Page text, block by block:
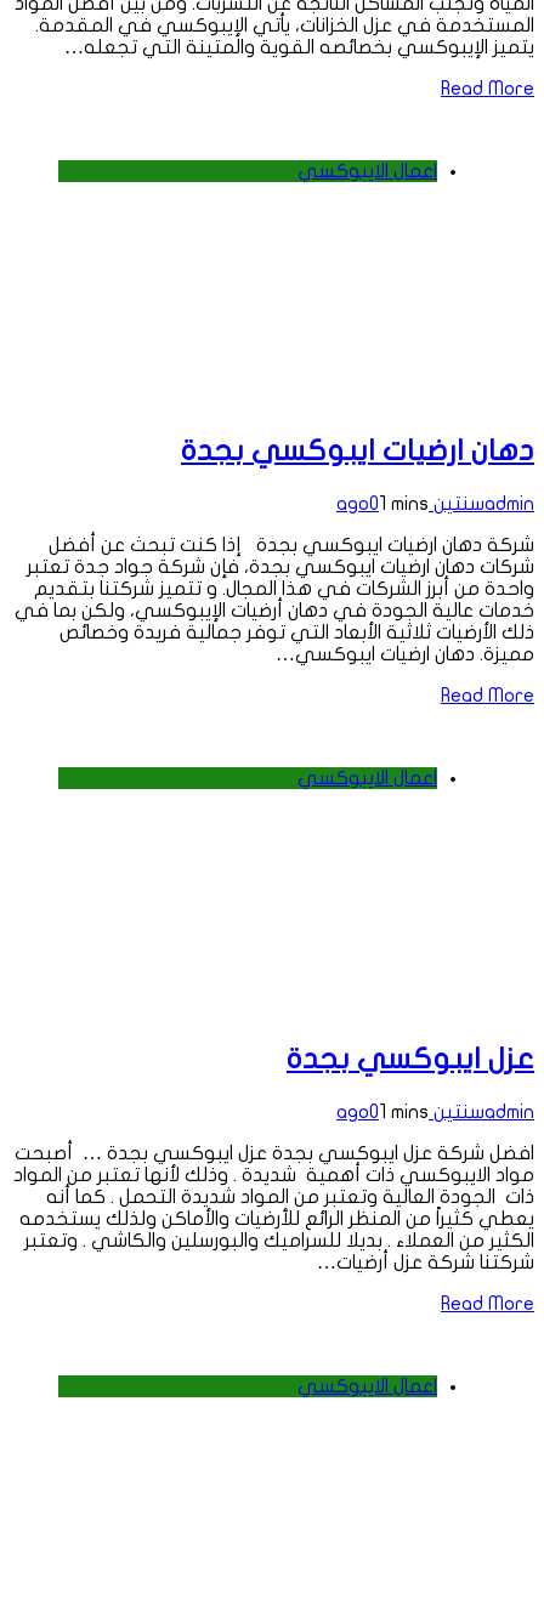
المستخدمة في عزل الخزانات، يأتي الإيبوكسي في المقدمة.
يتميز الإيبوكسي بخصائصه القوية والمتينة التي تجعله…
Read More
اعمال الايبوكسي
دهان ارضيات ايبوكسي بجدة
adminسنتين ago 01 mins
شركة دهان ارضيات ايبوكسي بجدة إذا كنت تبحث عن أفضل
شركات دهان ارضيات ايبوكسي بجدة، فإن شركة جواد جدة تعتبر
واحدة من أبرز الشركات في هذا المجال. و تتميز شركتنا بتقديم
خدمات عالية الجودة في دهان أرضيات الإيبوكسي، ولكن بما في
ذلك الأرضيات ثلاثية الأبعاد التي توفر جمالية فريدة وخصائص
مميزة. دهان ارضيات ايبوكسي…
Read More
اعمال الايبوكسي
عزل ايبوكسي بجدة
adminسنتين ago 01 mins
افضل شركة عزل ايبوكسي بجدة عزل ايبوكسي بجدة … أصبحت
مواد الايبوكسي ذات أهمية شديدة . وذلك لأنها تعتبر من المواد
ذات الجودة العالية وتعتبر من المواد شديدة التحمل . كما أنه
يعطي كثيراً من المنظر الرائع للأرضيات والأماكن ولذلك يستخدمه
الكثير من العملاء . بديلا للسراميك والبورسلين والكاشي . وتعتبر
شركتنا شركة عزل أرضيات…
Read More
اعمال الايبوكسي